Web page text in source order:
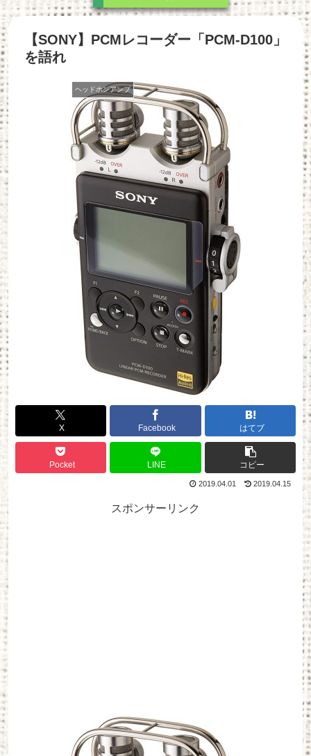
【SONY】PCMレコーダー「PCM-D100」
を語れ
ヘッドホンアンプ
X Facebook はてブ
Pocket LINE コピー
2019.04.01 2019.04.15
スポンサーリンク